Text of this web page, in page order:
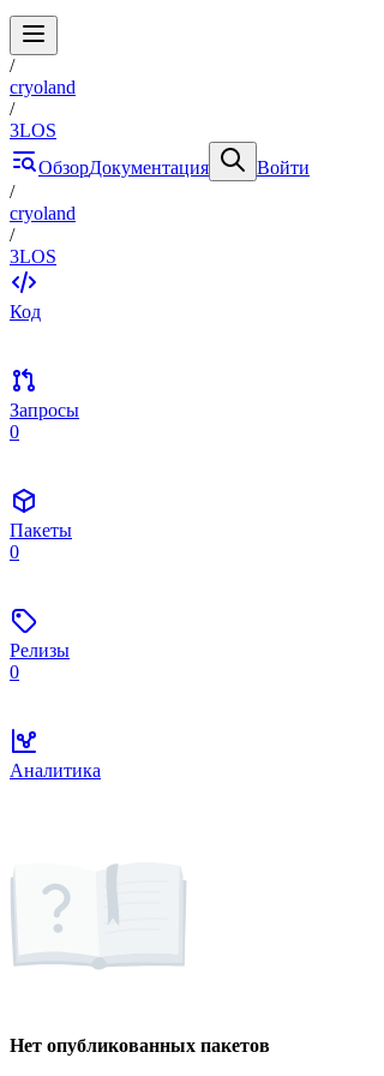
/
cryoland
/
3LOS
ОбзорДокументация
Войти
/
cryoland
/
3LOS
Код
Запросы
0
Пакеты
0
Релизы
0
Аналитика
Нет опубликованных пакетов